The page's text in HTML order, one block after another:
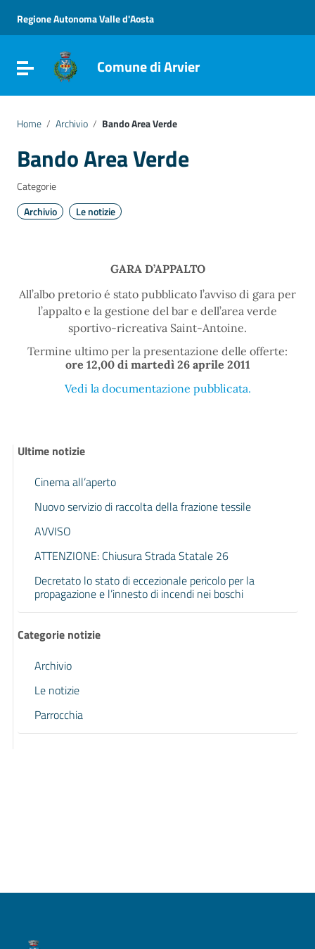
Vai al menu di navigazione
Vai al footer
Regione Autonoma Valle d'Aosta
Attiva / disattiva la navigazione
Comune di Arvier
Home / Archivio / Bando Area Verde
Bando Area Verde
Categorie
Archivio
Le notizie
GARA D’APPALTO
All’albo pretorio é stato pubblicato l’avviso di gara per
l’appalto e la gestione del bar e dell’area verde
sportivo-ricreativa Saint-Antoine.
Termine ultimo per la presentazione delle offerte:
ore 12,00 di martedì 26 aprile 2011
Vedi la documentazione pubblicata.
Ultime notizie
Cinema all’aperto
Nuovo servizio di raccolta della frazione tessile
AVVISO
ATTENZIONE: Chiusura Strada Statale 26
Decretato lo stato di eccezionale pericolo per la
propagazione e l’innesto di incendi nei boschi
Categorie notizie
Archivio
Le notizie
Parrocchia